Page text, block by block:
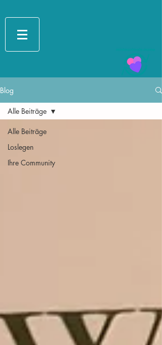
Blog
Alle Beiträge
Loslegen
Ihre Community
Alle Beiträge